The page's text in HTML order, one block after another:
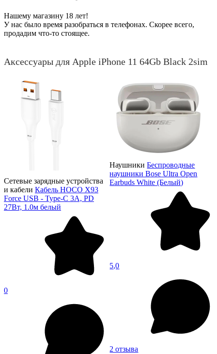
Нашему магазину 18 лет!
У нас было время разобраться в телефонах. Скорее всего,
продадим что-то стоящее.
Аксессуары для Apple iPhone 11 64Gb Black 2sim
Сетевые зарядные устройства
и кабели Кабель HOCO X93
Force USB - Type-C 3А, PD
27Вт, 1.0м белый
0
Наушники Беспроводные
наушники Bose Ultra Open
Earbuds White (Белый)
5,0
2 отзыва